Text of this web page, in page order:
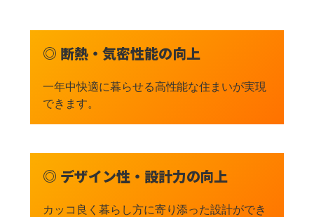
◎ 断熱・気密性能の向上
一年中快適に暮らせる高性能な住まいが実現
できます。
◎ デザイン性・設計力の向上
カッコ良く暮らし方に寄り添った設計ができ